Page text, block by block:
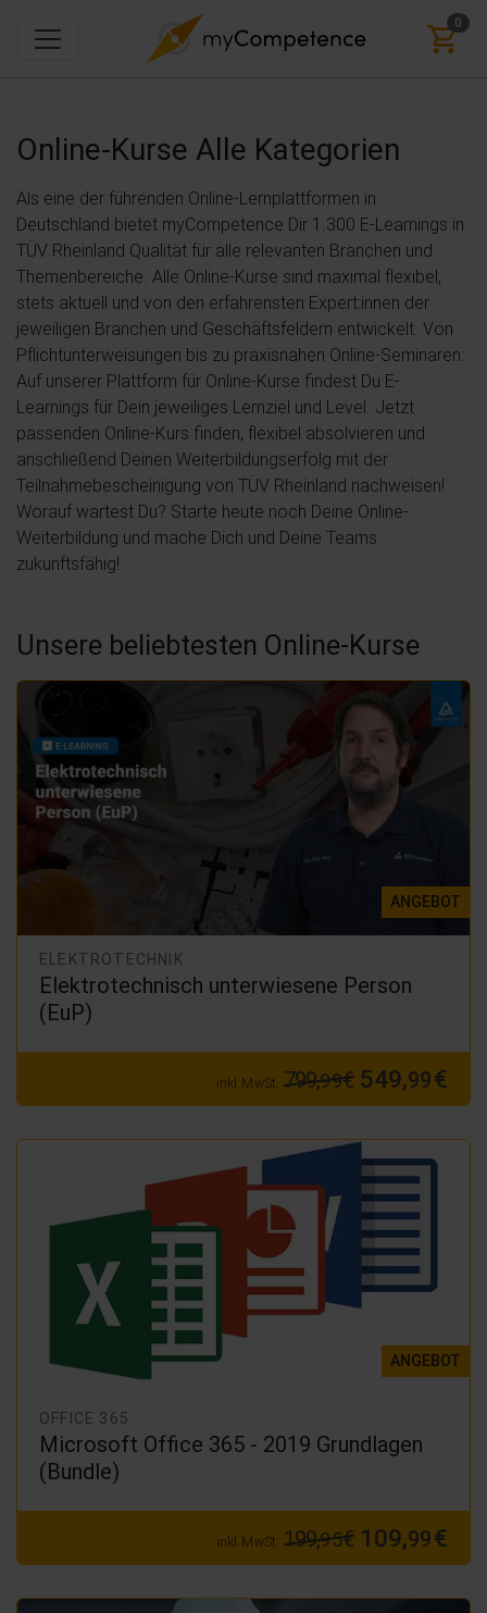
0
Online-Kurse Alle Kategorien
Als eine der führenden Online-Lernplattformen in
Deutschland bietet myCompetence Dir 1.300 E-Learnings in
TÜV Rheinland Qualität für alle relevanten Branchen und
Themenbereiche. Alle Online-Kurse sind maximal flexibel,
stets aktuell und von den erfahrensten Expert:innen der
jeweiligen Branchen und Geschäftsfeldern entwickelt. Von
Pflichtunterweisungen bis zu praxisnahen Online-Seminaren:
Auf unserer Plattform für Online-Kurse findest Du E-
Learnings für Dein jeweiliges Lernziel und Level. Jetzt
passenden Online-Kurs finden, flexibel absolvieren und
anschließend Deinen Weiterbildungserfolg mit der
Teilnahmebescheinigung von TÜV Rheinland nachweisen!
Worauf wartest Du? Starte heute noch Deine Online-
Weiterbildung und mache Dich und Deine Teams
zukunftsfähig!
Unsere beliebtesten Online-Kurse
ANGEBOT
ELEKTROTECHNIK
Elektrotechnisch unterwiesene Person
(EuP)
inkl. MwSt. 799,99€ 549,99€
ANGEBOT
OFFICE 365
Microsoft Office 365 - 2019 Grundlagen
(Bundle)
inkl. MwSt. 199,95€ 109,99€